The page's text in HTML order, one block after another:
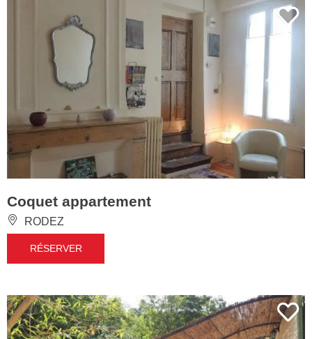
Coquet appartement
RODEZ
RÉSERVER